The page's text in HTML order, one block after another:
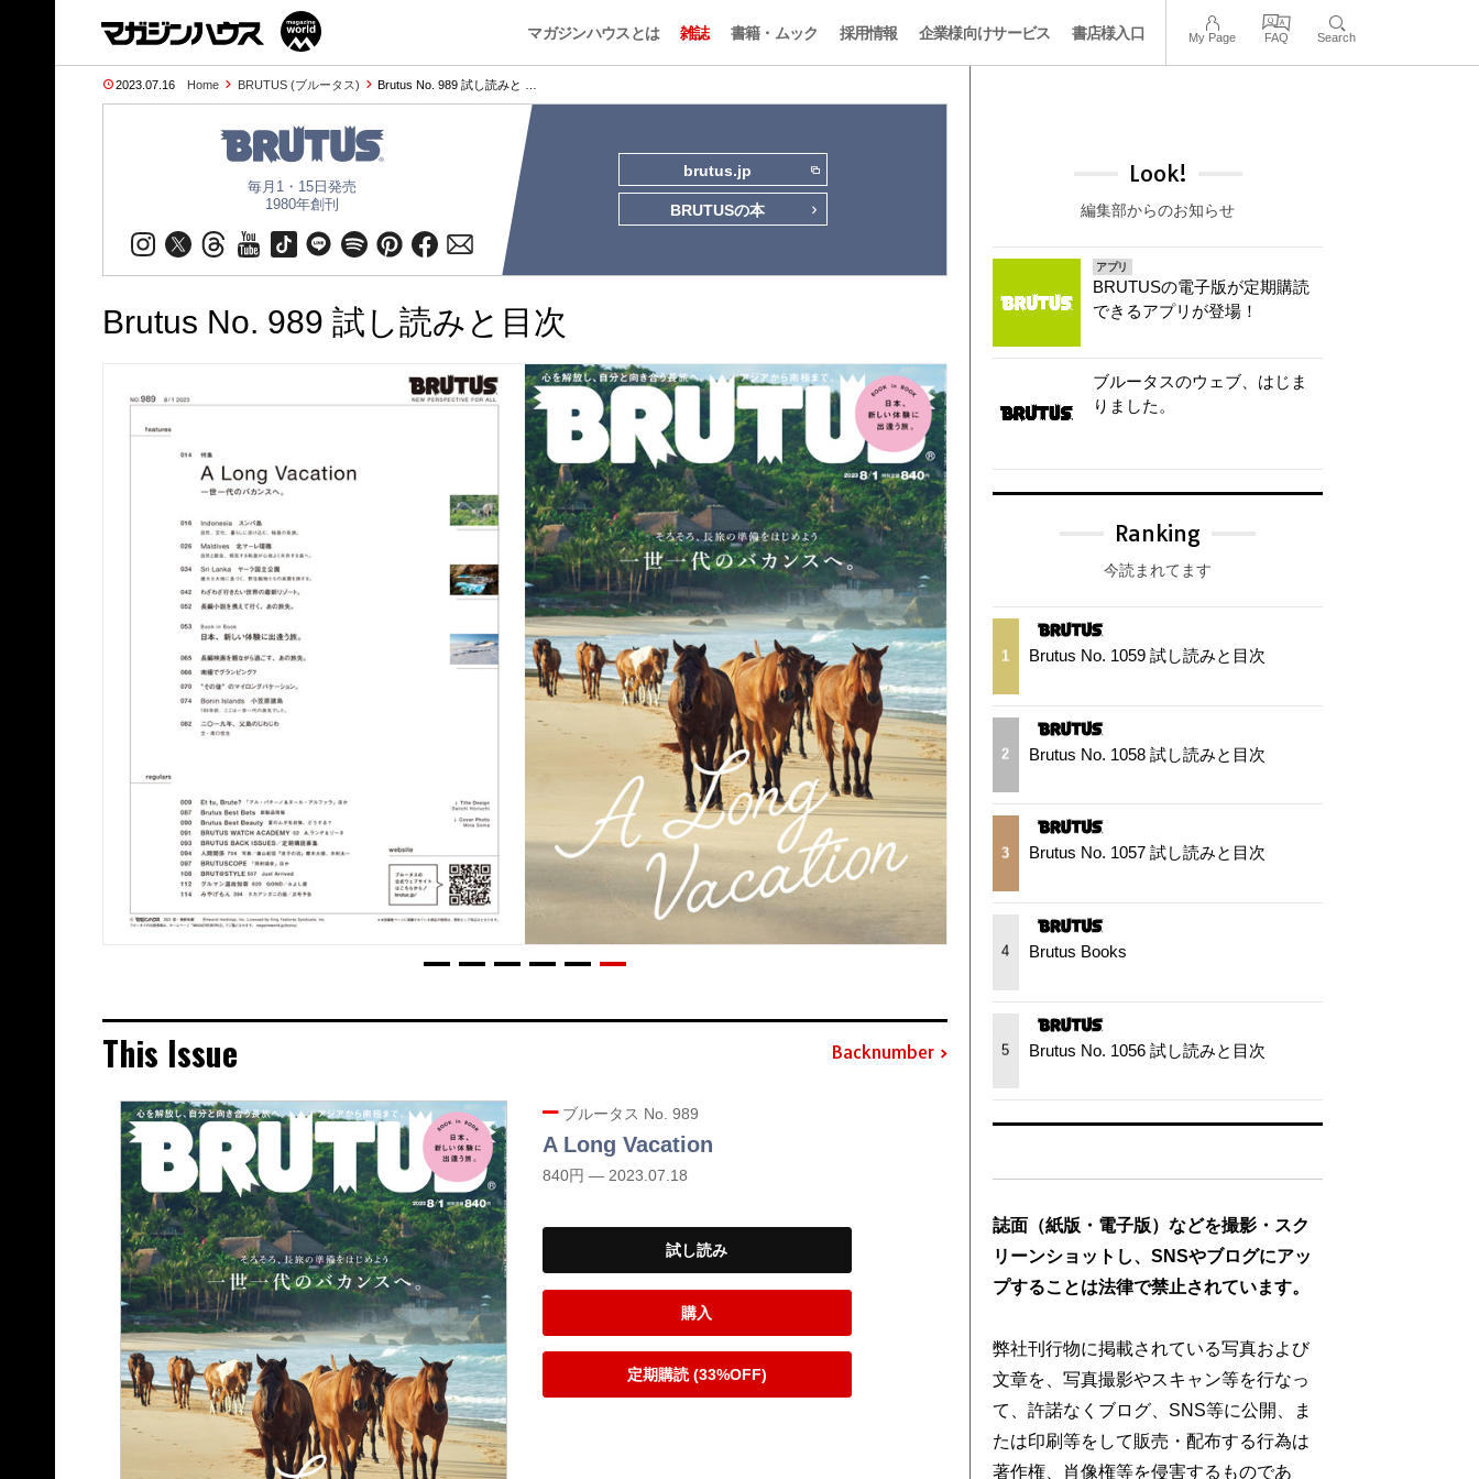
マガジンハウスとは 雑誌 書籍・ムック 採用情報 企業様向けサービス 書店様入口 My Page FAQ Search
2023.07.16 Home BRUTUS (ブルータス) Brutus No. 989 試し読みと …
毎月1・15日発売
1980年創刊
brutus.jp
BRUTUSの本
Brutus No. 989 試し読みと目次
This Issue Backnumber
ブルータス No. 989
A Long Vacation
840円 — 2023.07.18
試し読み
購入
定期購読 (33%OFF)
Look!
編集部からのお知らせ
アプリ
BRUTUSの電子版が定期購読
できるアプリが登場！
ブルータスのウェブ、はじま
りました。
Ranking
今読まれてます
1 Brutus No. 1059 試し読みと目次
2 Brutus No. 1058 試し読みと目次
3 Brutus No. 1057 試し読みと目次
4 Brutus Books
5 Brutus No. 1056 試し読みと目次
誌面（紙版・電子版）などを撮影・スク
リーンショットし、SNSやブログにアッ
プすることは法律で禁止されています。
弊社刊行物に掲載されている写真および
文章を、写真撮影やスキャン等を行なっ
て、許諾なくブログ、SNS等に公開、ま
たは印刷等をして販売・配布する行為は
著作権、肖像権等を侵害するものであ